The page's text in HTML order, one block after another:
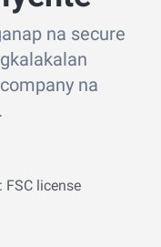
na secure
na
FSC license